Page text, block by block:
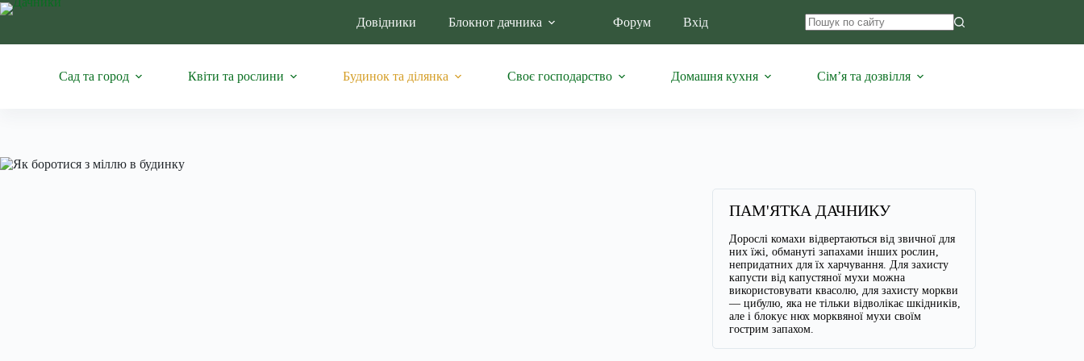
Перейти
Довідники Блокнот дачника Форум
Вхід
Сад та город
Квіти та рослини Будинок та ділянка Своє господарство Домашня кухня Сім’я та дозвілля
ПАМ'ЯТКА ДАЧНИКУ
Дорослі комахи відвертаються від звичної для
них їжі, обмануті запахами інших рослин,
непридатних для їх харчування. Для захисту
капусти від капустяної мухи можна
використовувати квасолю, для захисту моркви
— цибулю, яка не тільки відволікає шкідників,
але і блокує нюх морквяної мухи своїм
гострим запахом.